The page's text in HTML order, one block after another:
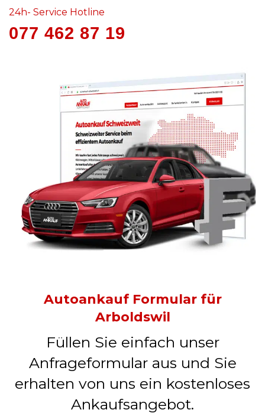
24h- Service Hotline
077 462 87 19
Autoankauf Formular für
Arboldswil
Füllen Sie einfach unser
Anfrageformular aus und Sie
erhalten von uns ein kostenloses
Ankaufsangebot.